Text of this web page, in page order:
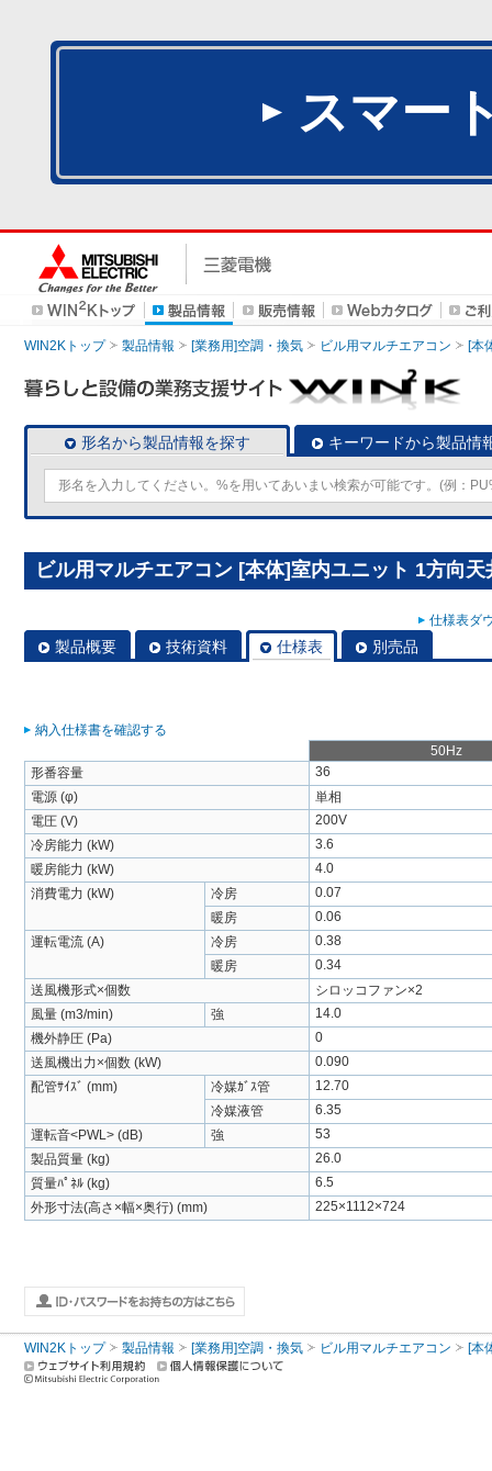
スマー
WIN2Kトップ 製品情報 [業務用]空調・換気 ビル用マルチエアコン [本
形名から製品情報を探す キーワードから製品情
ビル用マルチエアコン [本体]室内ユニット 1方向
仕様表ダ
製品概要 技術資料 仕様表 別売品
納入仕様書を確認する
50Hz
形番容量
36
電源 (φ)
単相
電圧 (V)
200V
冷房能力 (kW)
3.6
暖房能力 (kW)
4.0
消費電力 (kW)
冷房
0.07
暖房
0.06
運転電流 (A)
冷房
0.38
暖房
0.34
送風機形式×個数
シロッコファン×2
風量 (m3/min)
強
14.0
機外静圧 (Pa)
0
送風機出力×個数 (kW)
0.090
配管ｻｲｽﾞ (mm)
冷媒ｶﾞｽ管
12.70
冷媒液管
6.35
運転音<PWL> (dB)
強
53
製品質量 (kg)
26.0
質量ﾊﾟﾈﾙ (kg)
6.5
外形寸法(高さ×幅×奥行) (mm)
225×1112×724
WIN2Kトップ 製品情報 [業務用]空調・換気 ビル用マルチエアコン [本